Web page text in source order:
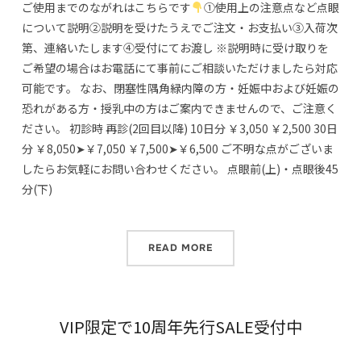
ご使用までのながれはこちらです
①使用上の注意点など点眼
について説明②説明を受けたうえでご注文・お支払い③入荷次
第、連絡いたします④受付にてお渡し ※説明時に受け取りを
ご希望の場合はお電話にて事前にご相談いただけましたら対応
可能です。 なお、閉塞性隅角緑内障の方・妊娠中および妊娠の
恐れがある方・授乳中の方はご案内できませんので、ご注意く
ださい。 初診時 再診(2回目以降) 10日分 ￥3,050 ￥2,500 30日
分 ￥8,050➤￥7,050 ￥7,500➤￥6,500 ご不明な点がございま
したらお気軽にお問い合わせください。 点眼前(上)・点眼後45
分(下)
READ MORE
VIP限定で10周年先行SALE受付中